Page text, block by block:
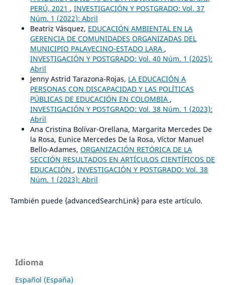
PERÚ, 2021 , INVESTIGACIÓN Y POSTGRADO: Vol. 37
Núm. 1 (2022): Abril
Beatriz Vásquez, EDUCACIÓN AMBIENTAL EN LA
GERENCIA DE COMUNIDADES ORGANIZADAS DEL
MUNICIPIO PALAVECINO-ESTADO LARA ,
INVESTIGACIÓN Y POSTGRADO: Vol. 40 Núm. 1 (2025):
Abril
Jenny Astrid Tarazona-Rojas, LA EDUCACIÓN A
PERSONAS CON DISCAPACIDAD Y LAS POLÍTICAS
PÚBLICAS DE EDUCACIÓN EN COLOMBIA ,
INVESTIGACIÓN Y POSTGRADO: Vol. 38 Núm. 1 (2023):
Abril
Ana Cristina Bolívar-Orellana, Margarita Mercedes De
la Rosa, Eunice Mercedes De la Rosa, Víctor Manuel
Bello-Adames, ORGANIZACIÓN RETÓRICA DE LA
SECCIÓN RESULTADOS EN ARTÍCULOS CIENTÍFICOS DE
EDUCACIÓN , INVESTIGACIÓN Y POSTGRADO: Vol. 38
Núm. 1 (2023): Abril
También puede {advancedSearchLink} para este artículo.
Idioma
Español (España)